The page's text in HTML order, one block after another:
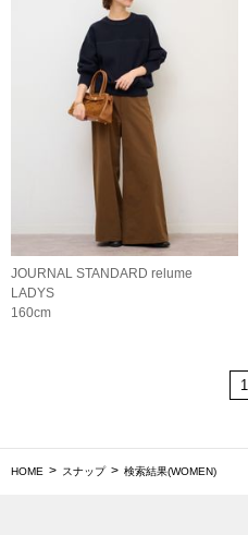
JOURNAL STANDARD relume
LADYS
160cm
1
HOME スナップ 検索結果(WOMEN)